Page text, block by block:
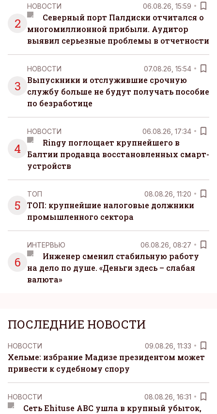
2
НОВОСТИ 06.08.26, 15:59
Северный порт Палдиски отчитался о
многомиллионной прибыли. Аудитор
выявил серьезные проблемы в отчетности
3
НОВОСТИ 07.08.26, 15:54
Выпускники и отслужившие срочную
службу больше не будут получать пособие
по безработице
4
НОВОСТИ 06.08.26, 17:34
Ringy поглощает крупнейшего в
Балтии продавца восстановленных смарт-
устройств
5
ТОП 08.08.26, 11:20
ТОП: крупнейшие налоговые должники
промышленного сектора
6
ИНТЕРВЬЮ 06.08.26, 08:27
Инженер сменил стабильную работу
на дело по душе. «Деньги здесь – слабая
валюта»
ПОСЛЕДНИЕ НОВОСТИ
НОВОСТИ 09.08.26, 11:33
Хельме: избрание Мадизе президентом может
привести к судебному спору
НОВОСТИ 08.08.26, 16:31
Сеть Ehituse ABC ушла в крупный убыток,